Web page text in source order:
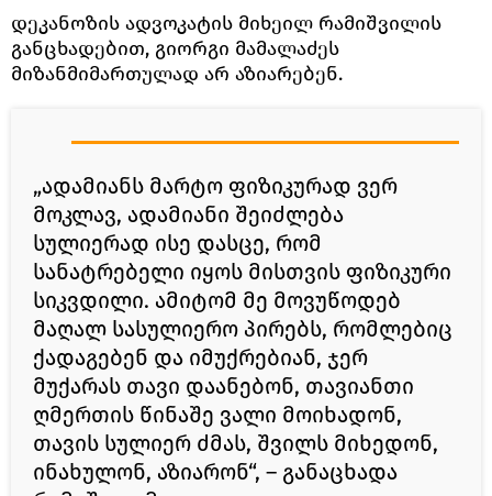
დეკანოზის ადვოკატის მიხეილ რამიშვილის
განცხადებით, გიორგი მამალაძეს
მიზანმიმართულად არ აზიარებენ.
„ადამიანს მარტო ფიზიკურად ვერ
მოკლავ, ადამიანი შეიძლება
სულიერად ისე დასცე, რომ
სანატრებელი იყოს მისთვის ფიზიკური
სიკვდილი. ამიტომ მე მოვუწოდებ
მაღალ სასულიერო პირებს, რომლებიც
ქადაგებენ და იმუქრებიან, ჯერ
მუქარას თავი დაანებონ, თავიანთი
ღმერთის წინაშე ვალი მოიხადონ,
თავის სულიერ ძმას, შვილს მიხედონ,
ინახულონ, აზიარონ“, – განაცხადა